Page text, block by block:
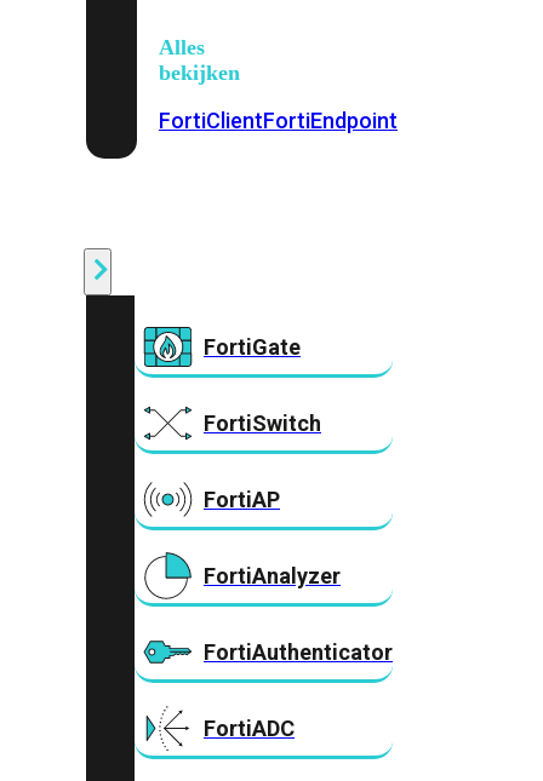
Alles
bekijken
FortiClientFortiEndpoint
FortiGate
FortiSwitch
FortiAP
FortiAnalyzer
FortiAuthenticator
FortiADC